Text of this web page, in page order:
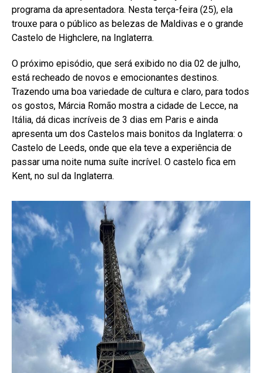
programa da apresentadora. Nesta terça-feira (25), ela
trouxe para o público as belezas de Maldivas e o grande
Castelo de Highclere, na Inglaterra.
O próximo episódio, que será exibido no dia 02 de julho,
está recheado de novos e emocionantes destinos.
Trazendo uma boa variedade de cultura e claro, para todos
os gostos, Márcia Romão mostra a cidade de Lecce, na
Itália, dá dicas incríveis de 3 dias em Paris e ainda
apresenta um dos Castelos mais bonitos da Inglaterra: o
Castelo de Leeds, onde que ela teve a experiência de
passar uma noite numa suíte incrível. O castelo fica em
Kent, no sul da Inglaterra.